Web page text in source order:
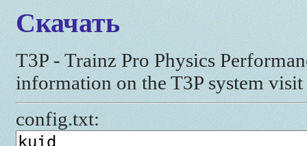
Скачать
T3P - Trainz Pro Physics
information on the T3P system
config.txt: